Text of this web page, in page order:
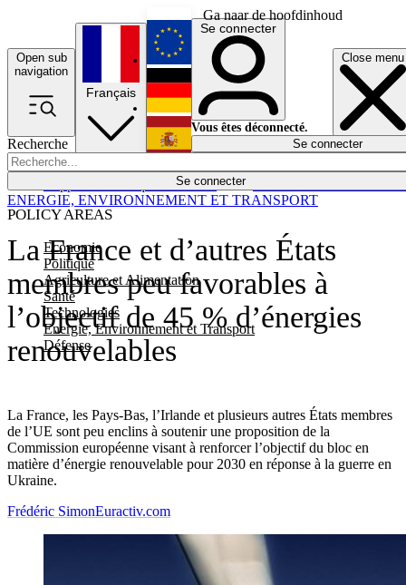
Ga naar de hoofdinhoud
Open sub
navigation
Close menu
Recherche
Se connecter
POLICY AREAS
Economie
Politique
Agriculture et Alimentation
Santé
Technologies
Energie, Environnement et Transport
Défense
Économie
Français
English
Deutsch
Español
Se connecter
Vous êtes déconnecté.
Se connecter
La France et d’autres États
membres peu favorables à
l’objectif de 45 % d’énergies
renouvelables
La France, les Pays-Bas, l’Irlande et plusieurs autres États membres
de l’UE sont peu enclins à soutenir une proposition de la
Commission européenne visant à renforcer l’objectif du bloc en
matière d’énergie renouvelable pour 2030 en réponse à la guerre en
Ukraine.
ENERGIE, ENVIRONNEMENT ET TRANSPORT
Frédéric SimonEuractiv.com